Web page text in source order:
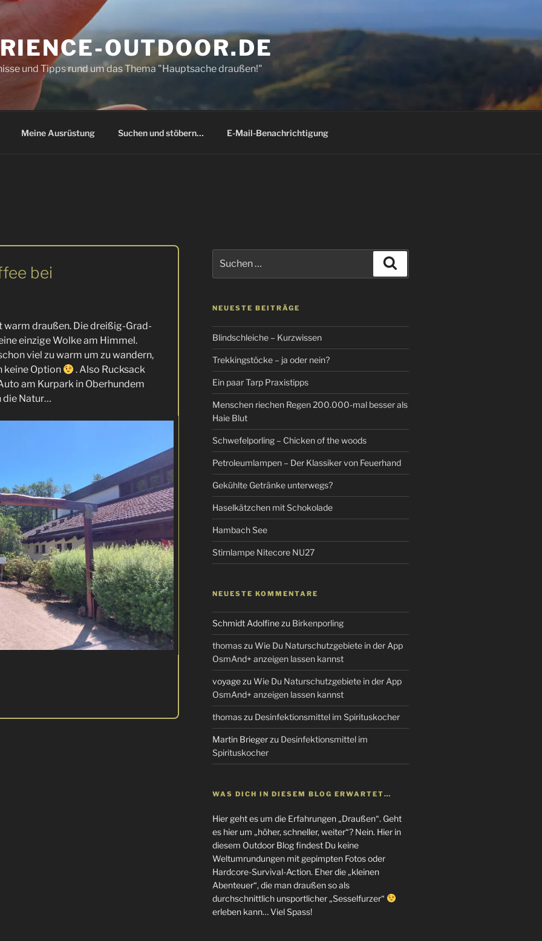
OUTDOOR.DE
und Tipps rund um das Thema "Hauptsache draußen!"
Meine Ausrüstung Suchen und stöbern… E-Mail-Benachrichtigung
bei
warm draußen. Die dreißig-Grad-
einzige Wolke am Himmel.
viel zu warm um zu wandern,
keine Option
. Also Rucksack
am Kurpark in Oberhundem
die Natur…
nach:
NEUESTE BEITRÄGE
Blindschleiche – Kurzwissen
Trekkingstöcke – ja oder nein?
Ein paar Tarp Praxistipps
Menschen riechen Regen 200.000-mal besser als
Haie Blut
Schwefelporling – Chicken of the woods
Petroleumlampen – Der Klassiker von Feuerhand
Gekühlte Getränke unterwegs?
Haselkätzchen mit Schokolade
Hambach See
Stirnlampe Nitecore NU27
NEUESTE KOMMENTARE
Schmidt Adolfinezu Birkenporling
thomaszu Wie Du Naturschutzgebiete in der App
OsmAnd+ anzeigen lassen kannst
voyagezu Wie Du Naturschutzgebiete in der App
OsmAnd+ anzeigen lassen kannst
thomaszu Desinfektionsmittel im Spirituskocher
Martin Briegerzu Desinfektionsmittel im
Spirituskocher
WAS DICH IN DIESEM BLOG ERWARTET…
Hier geht es um die Erfahrungen „Draußen“. Geht
es hier um „höher, schneller, weiter“? Nein. Hier in
diesem Outdoor Blog findest Du keine
Weltumrundungen mit gepimpten Fotos oder
Hardcore-Survival-Action. Eher die „kleinen
Abenteuer“, die man draußen so als
durchschnittlich unsportlicher „Sesselfurzer“
erleben kann… Viel Spass!